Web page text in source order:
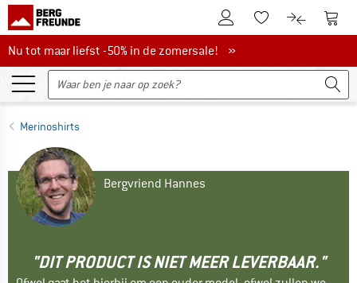
De klantenaccount
Naar deNaar de
Nu tot maar liefst -50% in de zomersale!
Nu tot maar liefst -50% in de zomersale! »
Merinoshirts
Bergvriend Hannes
"DIT PRODUCT IS NIET MEER LEVERBAAR."